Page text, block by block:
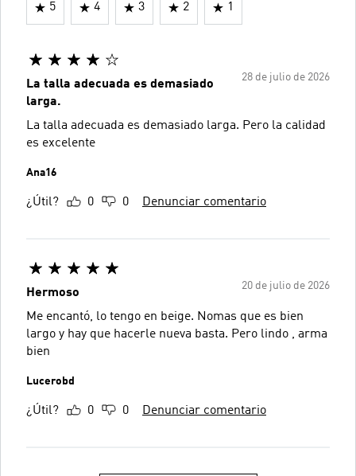
5 4 3 2 1
28 de julio de 2026
La talla adecuada es demasiado
larga.
La talla adecuada es demasiado larga. Pero la calidad
es excelente
Ana16
¿Útil? 0 0 Denunciar comentario
20 de julio de 2026
Hermoso
Me encantó, lo tengo en beige. Nomas que es bien
largo y hay que hacerle nueva basta. Pero lindo , arma
bien
Lucerobd
¿Útil? 0 0 Denunciar comentario